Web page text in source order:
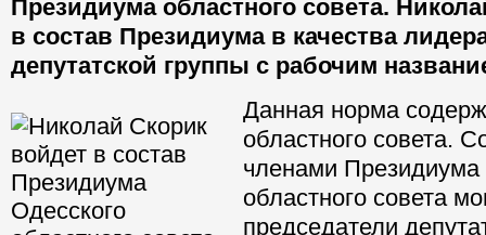
Президиума областного совета.
в состав Президиума в качества
депутатской группы с рабочим
Данная норма
областного совета.
членами Президиума
областного совета
председатели